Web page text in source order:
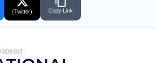
(Twitter) Copy Link